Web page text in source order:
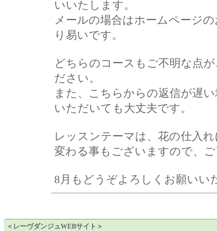
＜レーヴダンジュWEBサイト＞